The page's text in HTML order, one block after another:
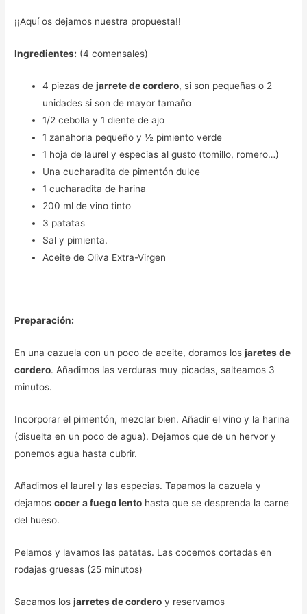
¡¡Aquí os dejamos nuestra propuesta!!
Ingredientes: (4 comensales)
4 piezas dejarrete de cordero, si son pequeñas o 2
unidades si son de mayor tamaño
1/2 cebolla y 1 diente de ajo
1 zanahoria pequeño y ½ pimiento verde
1 hoja de laurel y especias al gusto (tomillo, romero…)
Una cucharadita de pimentón dulce
1 cucharadita de harina
200 ml de vino tinto
3 patatas
Sal y pimienta.
Aceite de Oliva Extra-Virgen
Preparación:
En una cazuela con un poco de aceite, doramos losjaretes de
cordero. Añadimos las verduras muy picadas, salteamos 3
minutos.
Incorporar el pimentón, mezclar bien. Añadir el vino y la harina
(disuelta en un poco de agua). Dejamos que de un hervor y
ponemos agua hasta cubrir.
Añadimos el laurel y las especias. Tapamos la cazuela y
dejamoscocer a fuego lento hasta que se desprenda la carne
del hueso.
Pelamos y lavamos las patatas. Las cocemos cortadas en
rodajas gruesas (25 minutos)
Sacamos losjarretes de cordero y reservamos